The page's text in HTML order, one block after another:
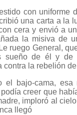
con uniforme
una carta a la
cera y envió a
la misiva de
ruego General,
sueño de él y de
contra la rebelión de
el bajo-cama,
creer que
imploró al
llegó